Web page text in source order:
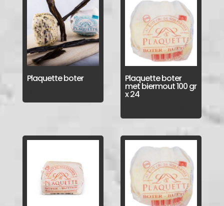
Plaquette boter Plaquette boter
met biermout 100 gr
x 24